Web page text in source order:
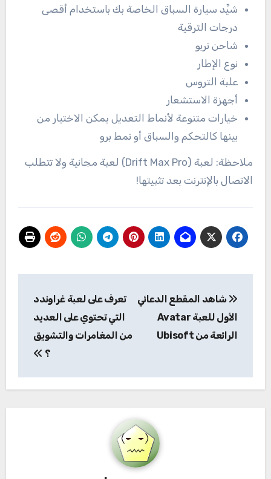
شيِّد سيارة السباق الخاصة بك باستخدام أقصى
درجات الترقية
شاحن تربو
نوع الإطار
علبة التروس
أجهزة الاستشعار
خيارات متنوعة لأنماط التعديل يمكن الاختيار من
بينها كالتحكم والسباق أو نمط برو
ملاحظة: لعبة (Drift Max Pro) لعبة مجانية ولا تتطلب
الاتصال بالإنترنت بعد تثبيتها!
المقالات
شاهد المقطع الدعائي
الأول للعبة Avatar
الرائعة من Ubisoft
تعرف على لعبة غراوندد
التي تحتوي على العديد
من المغامرات والتشويق
؟